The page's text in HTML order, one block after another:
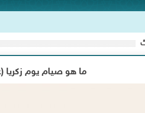
ما هو صيام يوم زكريا